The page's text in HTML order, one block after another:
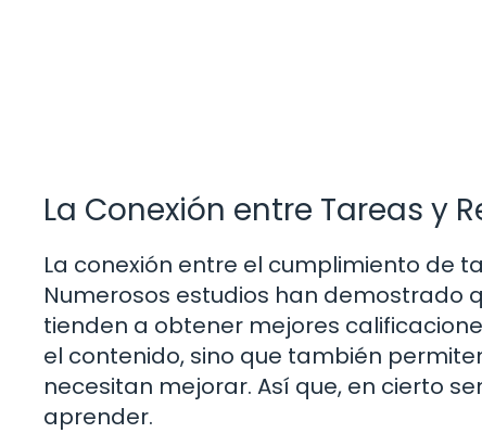
La Conexión entre Tareas y
La conexión entre el cumplimiento de
Numerosos estudios han demostrado
tienden a obtener mejores
el contenido, sino que también
necesitan mejorar. Así que, en cierto
aprender.